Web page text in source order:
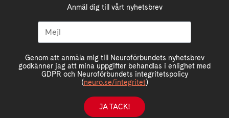
Anmäl dig till vårt nyhetsbrev
Genom att anmäla mig till Neuroförbundets nyhetsbrev
godkänner jag att mina uppgifter behandlas i enlighet med
GDPR och Neuroförbundets integritetspolicy
(neuro.se/integritet)
JA TACK!